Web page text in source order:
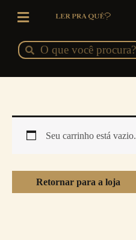
conteúdo
Pesquisar
Pesquisar
Seu carrinho está vazio.
Retornar para a loja